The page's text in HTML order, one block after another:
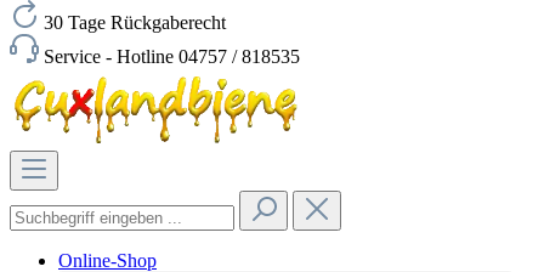
30 Tage Rückgaberecht
Service - Hotline 04757 / 818535
Online-Shop